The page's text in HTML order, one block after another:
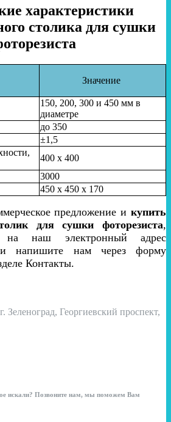
характеристики
столика для сушки
Значение
150, 200, 300 и 450 мм в
диаметре
до 350
±1,5
400 х 400
3000
450 x 450 x 170
предложение и купить
для сушки фоторезиста,
на наш электронный адрес
напишите нам через форму
Контакты.
Зеленоград, Георгиевский проспект,
искали? Позвоните нам, мы поможем Вам